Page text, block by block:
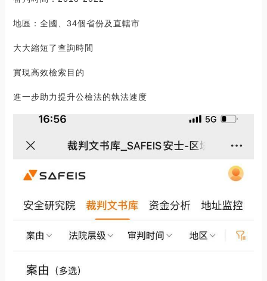
地區：全國、34個省份及直轄市
大大縮短了查詢時間
實現高效檢索目的
進一步助力提升公檢法的執法速度